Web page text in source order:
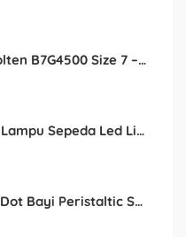
Bola Basket Molten B7G4500 Size 7 – Resmi FIBA & IBL
Cod Paket 2in1 Lampu Sepeda Led Light Depan Dan Belakang Rechargeable
Angel Mommy Dot Bayi Peristaltic S/M/L/X-Cut / Puting Lebar Buram 10pcs